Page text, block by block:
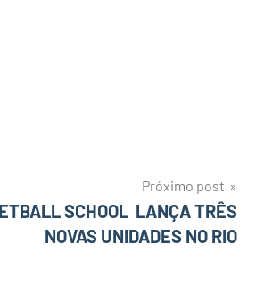
Próximo post
SCHOOL LANÇA TRÊS
NOVAS UNIDADES NO RIO